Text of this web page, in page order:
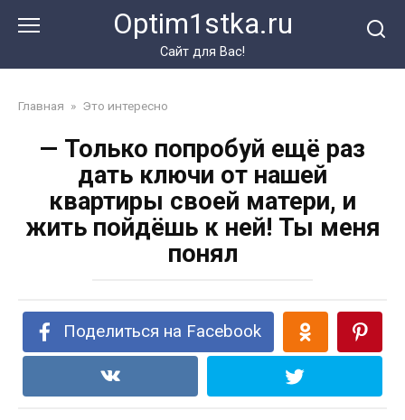
Optim1stka.ru
Сайт для Вас!
Главная » Это интересно
— Только попробуй ещё раз
дать ключи от нашей
квартиры своей матери, и
жить пойдёшь к ней! Ты меня
понял
Поделиться на Facebook